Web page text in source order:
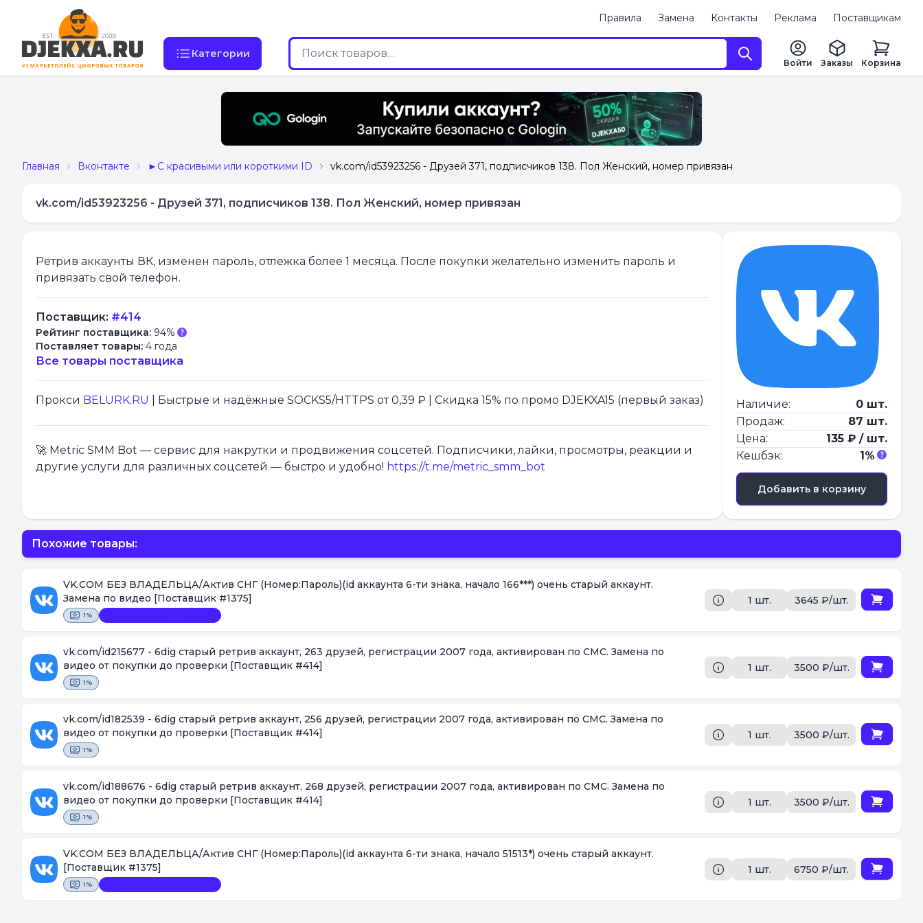
Правила Замена Контакты Реклама Поставщикам
Категории
Войти Заказы Корзина
Главная Вконтакте ►С красивыми или короткими ID vk.com/id53923256 - Друзей 371, подписчиков 138. Пол Женский, номер привязан
vk.com/id53923256 - Друзей 371, подписчиков 138. Пол Женский, номер привязан
Ретрив аккаунты ВК, изменен пароль, отлежка более 1 месяца. После покупки желательно изменить пароль и
привязать свой телефон.
Поставщик: #414
Рейтинг поставщика: 94%
Поставляет товары: 4 года
Все товары поставщика
Прокси BELURK.RU | Быстрые и надёжные SOCKS5/HTTPS от 0,39 ₽ | Скидка 15% по промо DJEKXA15 (первый заказ)
🚀 Metric SMM Bot — сервис для накрутки и продвижения соцсетей. Подписчики, лайки, просмотры, реакции и
другие услуги для различных соцсетей — быстро и удобно! https://t.me/metric_smm_bot
Наличие:
0 шт.
Продаж:
87 шт.
Цена:
135 ₽ / шт.
Кешбэк:
1%
Добавить в корзину
Похожие товары:
VK.COM БЕЗ ВЛАДЕЛЬЦА/Актив СНГ (Номер:Пароль)(id аккаунта 6-ти знака, начало 166***) очень старый аккаунт.
Замена по видео [Поставщик #1375]
1%
1 шт. 3645 ₽/шт.
vk.com/id215677 - 6dig старый ретрив аккаунт, 263 друзей, регистрации 2007 года, активирован по СМС. Замена по
видео от покупки до проверки [Поставщик #414]
1%
1 шт. 3500 ₽/шт.
vk.com/id182539 - 6dig старый ретрив аккаунт, 256 друзей, регистрации 2007 года, активирован по СМС. Замена по
видео от покупки до проверки [Поставщик #414]
1%
1 шт. 3500 ₽/шт.
vk.com/id188676 - 6dig старый ретрив аккаунт, 268 друзей, регистрации 2007 года, активирован по СМС. Замена по
видео от покупки до проверки [Поставщик #414]
1%
1 шт. 3500 ₽/шт.
VK.COM БЕЗ ВЛАДЕЛЬЦА/Актив СНГ (Номер:Пароль)(id аккаунта 6-ти знака, начало 51513*) очень старый аккаунт.
[Поставщик #1375]
1%
1 шт. 6750 ₽/шт.